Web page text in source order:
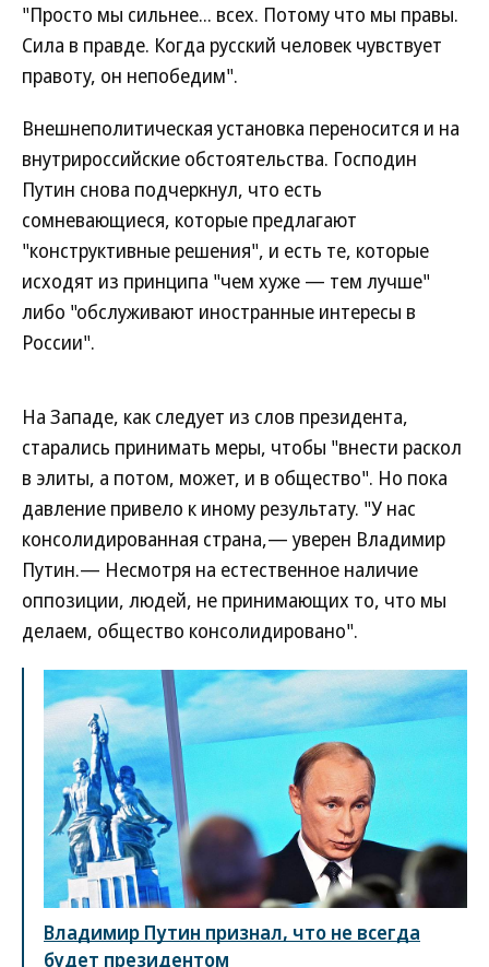
"Просто мы сильнее... всех. Потому что мы правы.
Сила в правде. Когда русский человек чувствует
правоту, он непобедим".
Внешнеполитическая установка переносится и на
внутрироссийские обстоятельства. Господин
Путин снова подчеркнул, что есть
сомневающиеся, которые предлагают
"конструктивные решения", и есть те, которые
исходят из принципа "чем хуже — тем лучше"
либо "обслуживают иностранные интересы в
России".
На Западе, как следует из слов президента,
старались принимать меры, чтобы "внести раскол
в элиты, а потом, может, и в общество". Но пока
давление привело к иному результату. "У нас
консолидированная страна,— уверен Владимир
Путин.— Несмотря на естественное наличие
оппозиции, людей, не принимающих то, что мы
делаем, общество консолидировано".
Владимир Путин признал, что не всегда
будет президентом